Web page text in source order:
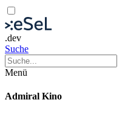
.dev
Suche
Menü
Admiral Kino